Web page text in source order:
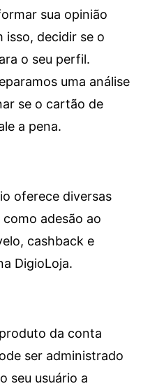
sua opinião
isso, decidir se o
o seu perfil.
uma análise
se o cartão de
a pena.
oferece diversas
adesão ao
cashback e
DigioLoja.
da conta
ser administrado
seu usuário a